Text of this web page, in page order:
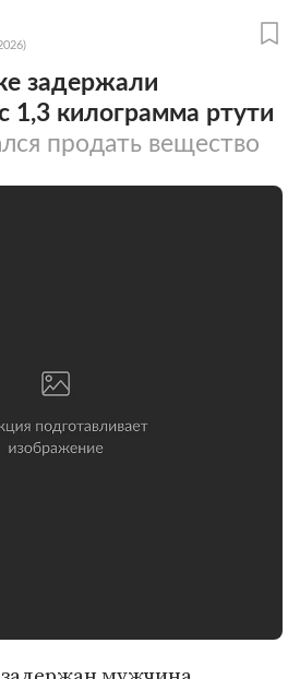
задержали
1,3 килограмма ртути
продать вещество